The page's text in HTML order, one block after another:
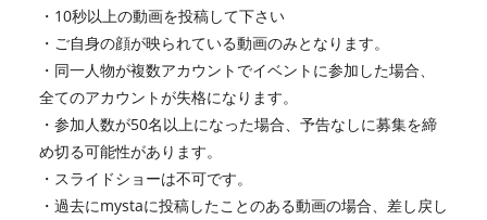
・10秒以上の動画を投稿して下さい
・ご自身の顔が映られている動画のみとなります。
・同一人物が複数アカウントでイベントに参加した場合、
全てのアカウントが失格になります。
・参加人数が50名以上になった場合、予告なしに募集を締
め切る可能性があります。
・スライドショーは不可です。
・過去にmystaに投稿したことのある動画の場合、差し戻し